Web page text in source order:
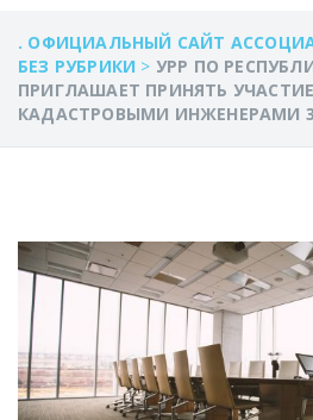
. ОФИЦИАЛЬНЫЙ САЙТ
БЕЗ РУБРИКИ > УРР ПО
ПРИГЛАШАЕТ ПРИНЯТЬ
КАДАСТРОВЫМИ ИНЖЕНЕРАМИ